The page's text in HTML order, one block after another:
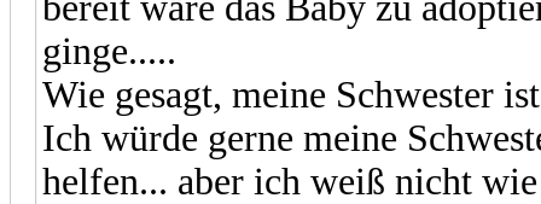
ginge.....
Wie gesagt, meine Schwester
Ich würde gerne meine
helfen... aber ich weiß nicht